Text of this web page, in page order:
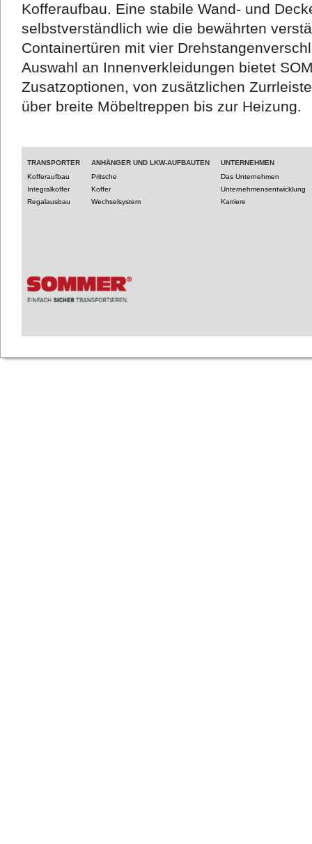
Kofferaufbau. Eine stabile Wand- und
selbstverständlich wie die bewährten
Containertüren mit vier
Auswahl an Innenverkleidungen bietet
Zusatzoptionen, von zusätzlichen
über breite Möbeltreppen bis zur Heizung.
TRANSPORTER
Kofferaufbau
Integralkoffer
Regalausbau
ANHÄNGER UND LKW-AUFBAUTEN
Pritsche
Koffer
Wechselsystem
UNTERNEHMEN
Das Unternehmen
Unternehmensentwicklung
Karriere